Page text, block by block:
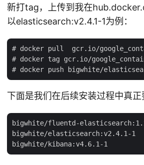
新打tag，上传到我在
以elasticsearch:v2.4.1-1为例：
# docker pull  gcr.io/
# docker tag gcr.io/
下面是我们在后续安装过程中真正
bigwhite/fluentd-
bigwhite/elasticsearch:v2.4.1-1